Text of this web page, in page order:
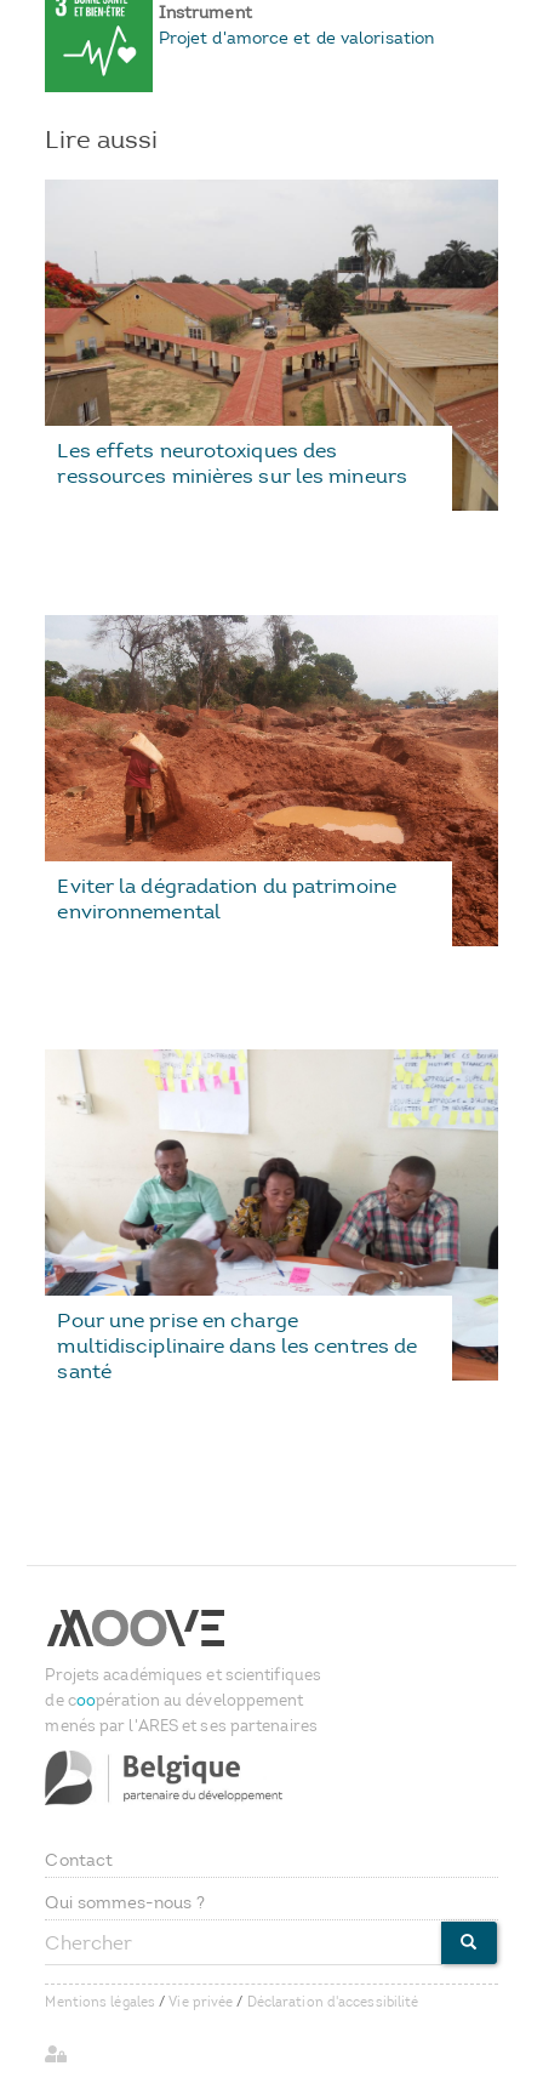
Instrument
Projet d'amorce et de valorisation
Lire aussi
Les effets neurotoxiques des
ressources minières sur les mineurs
Eviter la dégradation du patrimoine
environnemental
Pour une prise en charge
multidisciplinaire dans les centres de
santé
Projets académiques et scientifiques
de coopération au développement
menés par l'ARES et ses partenaires
Footer
menu
Contact
Qui sommes-nous ?
Chercher
Mentions légales /Vie privée / Déclaration d'accessibilité
User